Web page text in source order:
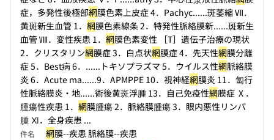
症，多発性後極部網膜色素上皮症 4．Pachyc......斑萎縮 Ⅶ．
黄斑新生血管 1． 網膜色素線条 2．特発性脈絡膜新......斑新生
血管 Ⅷ．変性疾患 1． 網膜色素変性 ［T］遺伝子治療の現状
2．クリスタリン網膜症 3．白点状網膜症 4．先天性網膜分離
症 5．Best病 6．......トキソプラズマ 5．ウイルス性網脈絡膜
炎 6．Acute ma......9．APMPPE 10．視神経網膜炎 11．匐行
性脈絡膜炎・地......術後黄斑浮腫 13．自己免疫性網膜症 Ⅹ．
腫瘍性疾患 1． 網膜腫瘍 2．脈絡膜腫瘍 3．眼内悪性リンパ
腫 Ⅺ．全身疾患 ...
件名 網膜--疾患 脈絡膜--疾患